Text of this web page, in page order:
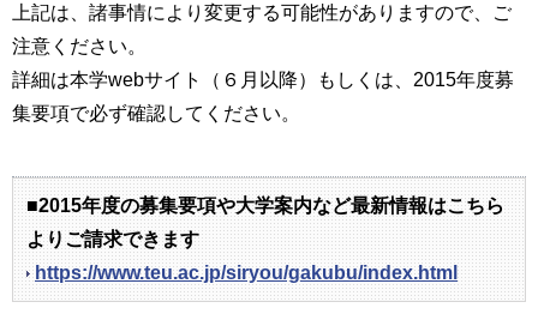
上記は、諸事情により変更する可能性がありますので、ご
注意ください。
詳細は本学webサイト（６月以降）もしくは、2015年度募
集要項で必ず確認してください。
■2015年度の募集要項や大学案内など最新情報はこちら
よりご請求できます
https://www.teu.ac.jp/siryou/gakubu/index.html